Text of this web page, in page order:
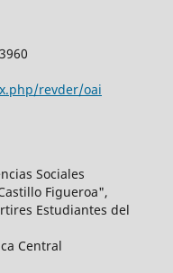
revder/oai
Sociales
Figueroa",
Estudiantes del
Central